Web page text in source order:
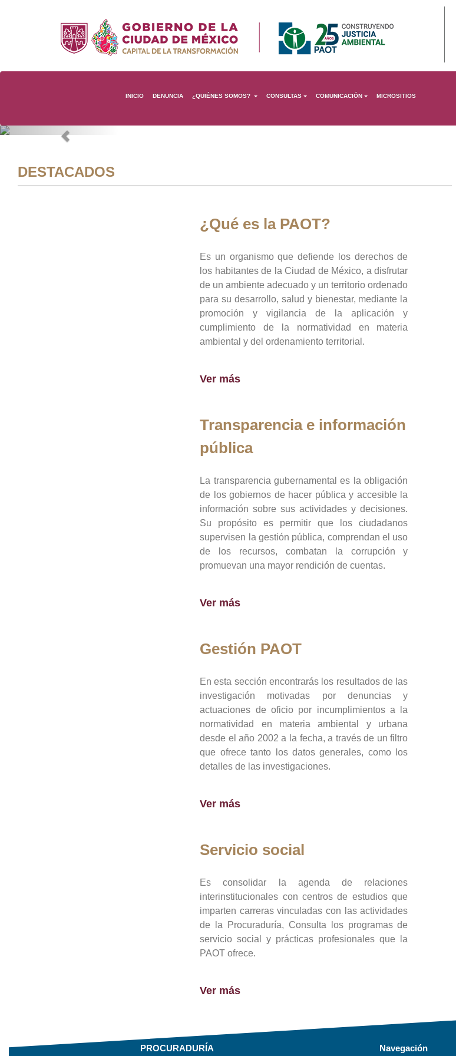
INICIO DENUNCIA ¿QUIÉNES SOMOS? CONSULTAS COMUNICACIÓN MICROSITIOS
Previous
DESTACADOS
¿Qué es la PAOT?
Es un organismo que defiende los derechos de
los habitantes de la Ciudad de México, a disfrutar
de un ambiente adecuado y un territorio ordenado
para su desarrollo, salud y bienestar, mediante la
promoción y vigilancia de la aplicación y
cumplimiento de la normatividad en materia
ambiental y del ordenamiento territorial.
Ver más
Transparencia e información
pública
La transparencia gubernamental es la obligación
de los gobiernos de hacer pública y accesible la
información sobre sus actividades y decisiones.
Su propósito es permitir que los ciudadanos
supervisen la gestión pública, comprendan el uso
de los recursos, combatan la corrupción y
promuevan una mayor rendición de cuentas.
Ver más
Gestión PAOT
En esta sección encontrarás los resultados de las
investigación motivadas por denuncias y
actuaciones de oficio por incumplimientos a la
normatividad en materia ambiental y urbana
desde el año 2002 a la fecha, a través de un filtro
que ofrece tanto los datos generales, como los
detalles de las investigaciones.
Ver más
Servicio social
Es consolidar la agenda de relaciones
interinstitucionales con centros de estudios que
imparten carreras vinculadas con las actividades
de la Procuraduría, Consulta los programas de
servicio social y prácticas profesionales que la
PAOT ofrece.
Ver más
PROCURADURÍA Navegación